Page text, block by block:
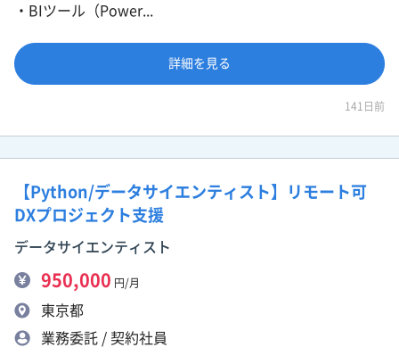
・BIツール（Power...
詳細を見る
141日前
【Python/データサイエンティスト】リモート可
DXプロジェクト支援
データサイエンティスト
950,000 円/月
東京都
業務委託 / 契約社員